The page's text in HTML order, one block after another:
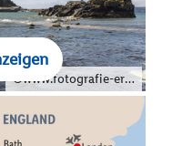
©www.fotografie-erlebnis.de